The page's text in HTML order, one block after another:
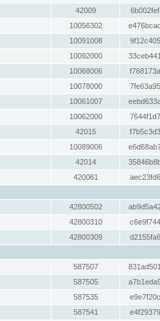
42009
10056302
10091008
10092000
10068006
10078000
10061007
10062000
42015
10089006
42014
420061
42800502
42800310
42800309
587507
587505
587535
587541